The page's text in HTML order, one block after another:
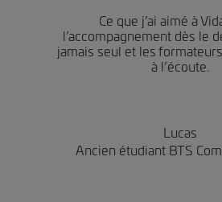
Ce que j’ai aimé à
l’accompagnement dès le
jamais seul et les
à l’écoute.
Lucas
Ancien étudiant BTS